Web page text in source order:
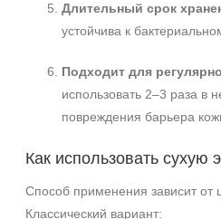
Длительный срок
устойчива к
Подходит для
использовать 2–3 раза в
повреждения барьера
Как использовать сухую
Способ применения зависит от
Классический вариант: